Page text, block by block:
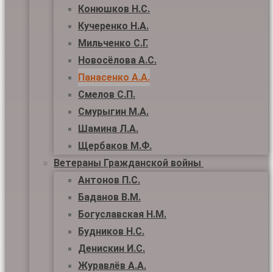
Конюшков Н.С.
Кучеренко Н.А.
Мильченко С.Г.
Новосёлова А.С.
Панасенко А.А.
Смелов С.П.
Смурыгин М.А.
Шамина Л.А.
Щербаков М.Ф.
Ветераны Гражданской войны
Антонов П.С.
Баданов В.М.
Богуславская Н.М.
Будников Н.С.
Денискин И.С.
Журавлёв А.А.